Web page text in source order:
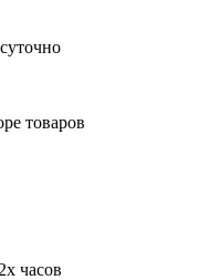
товаров
часов